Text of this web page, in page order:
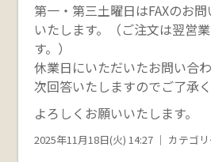
第一・第三土曜日はFAXのお
いたします。（ご注文は翌営
す。）
休業日にいただいたお問い合
次回答いたしますのでご了承く
よろしくお願いいたします。
2025年11月18日(火) 14:27 ｜ カテゴ